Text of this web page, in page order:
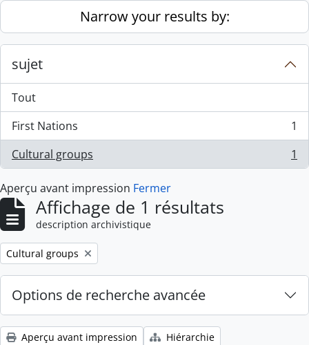
Skip to main contentNarrow your results by:
sujet
Tout
First Nations
, 1 résultats
1
Cultural groups
, 1 résultats 1
Aperçu avant impression Fermer
Affichage de 1 résultats
description archivistique
Remove filter:
Cultural groups
Options de recherche avancée
Aperçu avant impression
Hiérarchie